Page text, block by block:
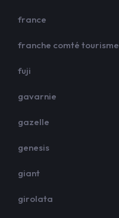
france
franche comté tourisme
fuji
gavarnie
gazelle
genesis
giant
girolata